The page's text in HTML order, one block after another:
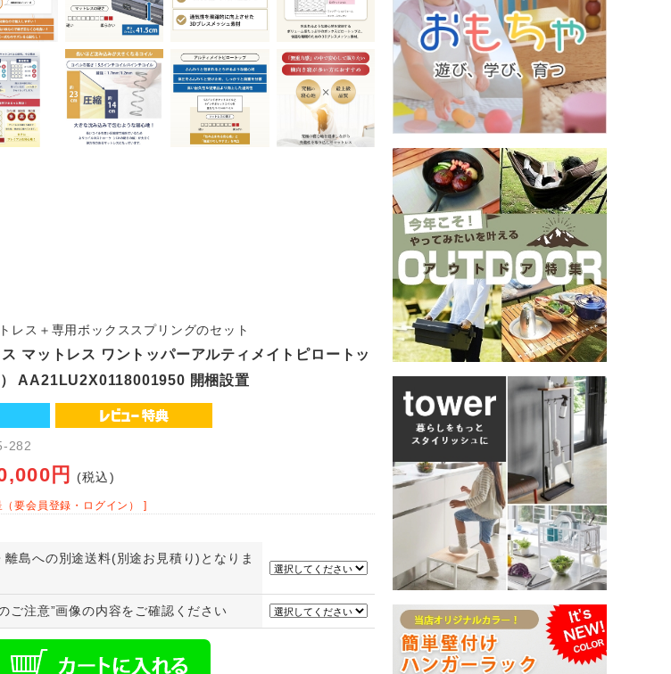
レス＋専用ボックススプリングのセット
マットレス ワントッパーアルティメイトピロートッ
AA21LU2X0118001950 開梱設置
282
円 (税込)
要会員登録・ログイン） ]
島への別途送料(別途お見積り)となりま
ご注意”画像の内容をご確認ください